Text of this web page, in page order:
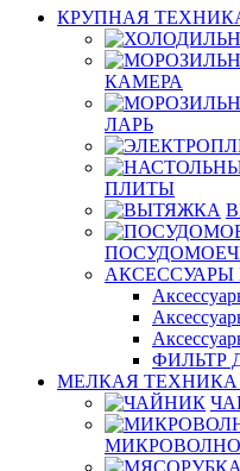
КРУПНАЯ
КАМЕРА
ЛАРЬ
ПЛИТЫ
АКСЕССУАРЫ
ФИЛЬТР
МЕЛКАЯ